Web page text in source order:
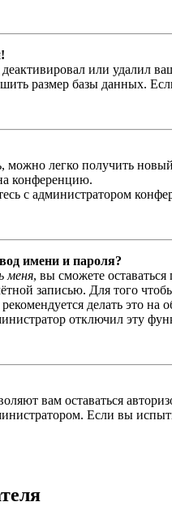
или удалил
размер базы данных.
можно легко получить
конференцию.
с администратором
имени и пароля?
меня, вы сможете
записью. Для того
делать это
отключил эту
вам оставаться
Если вы